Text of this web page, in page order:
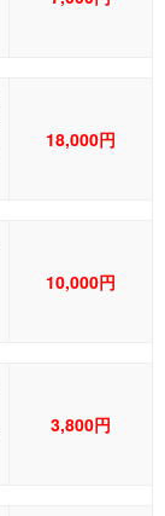
18,000円
10,000円
3,800円